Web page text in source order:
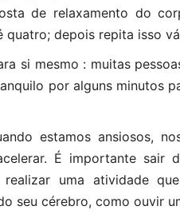
de relaxamento do
depois repita isso
si mesmo : muitas
por alguns minutos
estamos ansiosos,
É importante sair
realizar uma atividade
seu cérebro, como ouvir